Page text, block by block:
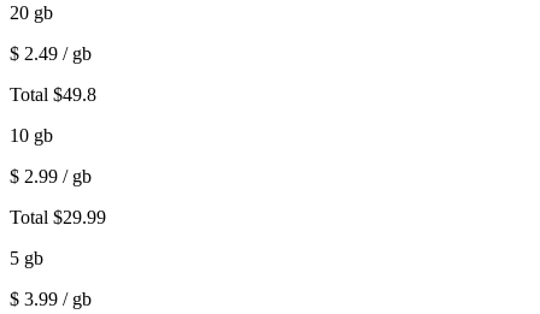
20 gb
$ 2.49 / gb
Total $49.8
10 gb
$ 2.99 / gb
Total $29.99
5 gb
$ 3.99 / gb